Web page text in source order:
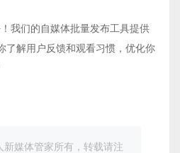
我们的自媒体批量发布工具提供
了解用户反馈和观看习惯，优化你
新媒体管家所有，转载请注